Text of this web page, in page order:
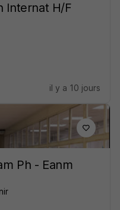
Internat H/F
il y a 10 jours
Ph - Eanm